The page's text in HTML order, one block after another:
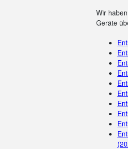
Wir
Geräte